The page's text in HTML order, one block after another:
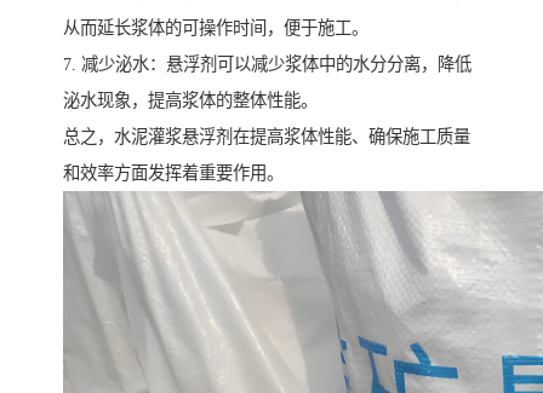
从而延长浆体的可操作时间，便于施工。
7. 减少泌水：悬浮剂可以减少浆体中的水分分离，降低
泌水现象，提高浆体的整体性能。
总之，水泥灌浆悬浮剂在提高浆体性能、确保施工质量
和效率方面发挥着重要作用。